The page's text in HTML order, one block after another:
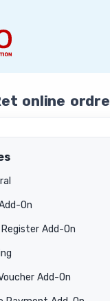
online ordre
On
Add-On
Add-On